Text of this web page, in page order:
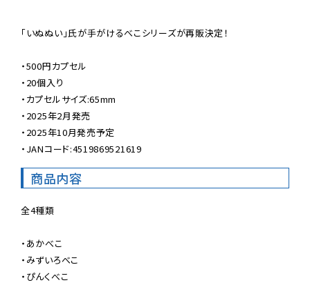
「いぬぬい」氏が手がけるべこシリーズが再販決定！
・500円カプセル
・20個入り
・カプセルサイズ:65mm
・2025年2月発売
・2025年10月発売予定
・JANコード:4519869521619
商品内容
全4種類
・あかべこ
・みずいろべこ
・ぴんくべこ